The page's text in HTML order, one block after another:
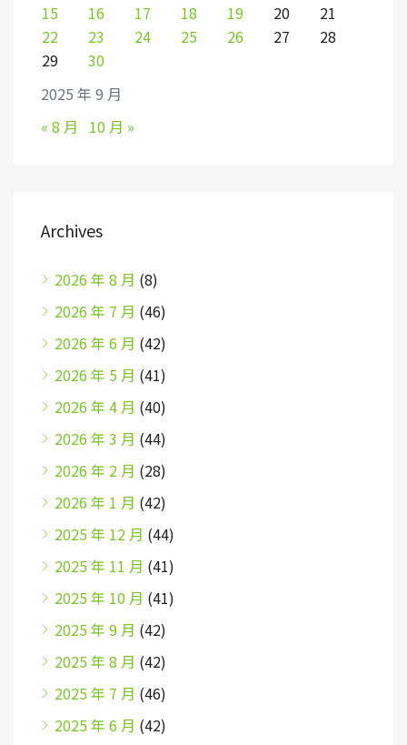
2025 年 9 月
15
16 17 18 19 20
21
22
23 24 25 26 27
28
29
30
« 8 月 10 月 »
Archives
2026 年 8 月 (8)
2026 年 7 月 (46)
2026 年 6 月 (42)
2026 年 5 月 (41)
2026 年 4 月 (40)
2026 年 3 月 (44)
2026 年 2 月 (28)
2026 年 1 月 (42)
2025 年 12 月 (44)
2025 年 11 月 (41)
2025 年 10 月 (41)
2025 年 9 月 (42)
2025 年 8 月 (42)
2025 年 7 月 (46)
2025 年 6 月 (42)